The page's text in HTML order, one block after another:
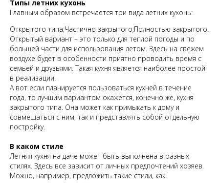
Типы летних кухонь
Главным образом встречается три вида летних кухонь:
Открытого типа;Частично закрытого;Полностью закрытого.
Открытый вариант – это только для теплой погоды и по
большей части для использования летом. Здесь на свежем
воздухе будет в особенности приятно проводить время с
семьей и друзьями. Такая кухня является наиболее простой
в реализации.
А вот если планируется пользоваться кухней в течение
года, то лучшим вариантом окажется, конечно же, кухня
закрытого типа. Она может как примыкать к дому и
совмещаться с ним, так и представлять собой отдельную
постройку.
В каком стиле
Летняя кухня на даче может быть выполнена в разных
стилях. Здесь все зависит от личных предпочтений хозяев.
Можно, например, предложить такие стили, как: